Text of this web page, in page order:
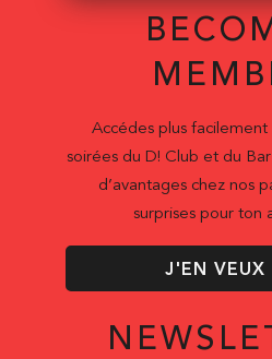
Accédes plus facilement
soirées du D! Club et du
d’avantages chez nos
surprises pour ton
J'EN VEUX